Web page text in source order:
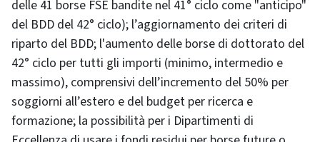
delle 41 borse FSE bandite nel 41° ciclo come "anticipo"
del BDD del 42° ciclo); l’aggiornamento dei criteri di
riparto del BDD; l'aumento delle borse di dottorato del
42° ciclo per tutti gli importi (minimo, intermedio e
massimo), comprensivi dell’incremento del 50% per
soggiorni all’estero e del budget per ricerca e
formazione; la possibilità per i Dipartimenti di